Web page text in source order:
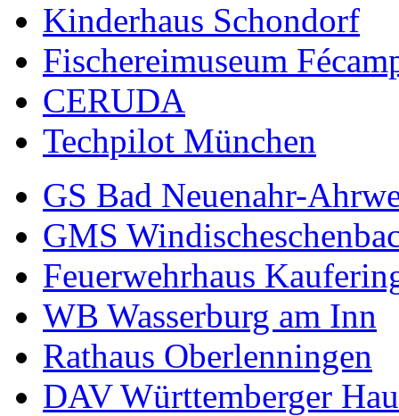
Kinderhaus Schondorf
Fischereimuseum
CERUDA
Techpilot München
GS Bad Neuenahr-
GMS
Feuerwehrhaus
WB Wasserburg am Inn
Rathaus Oberlenningen
DAV Württemberger